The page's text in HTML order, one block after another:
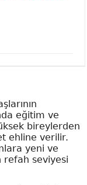
eğitim ve
bireylerden
ehline verilir.
yeni ve
seviyesi